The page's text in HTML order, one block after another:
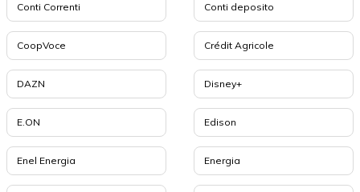
Conti Correnti Conti deposito
CoopVoce Crédit Agricole
DAZN Disney+
E.ON Edison
Enel Energia Energia